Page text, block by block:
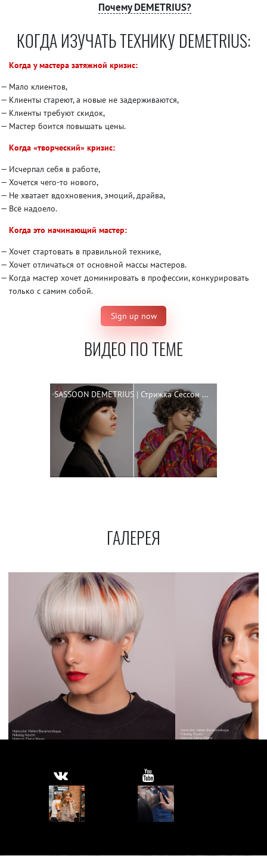
Почему DEMETRIUS?
КОГДА ИЗУЧАТЬ ТЕХНИКУ DEMETRIUS:
Когда у мастера затяжной кризис:
Мало клиентов,
Клиенты стареют, а новые не задерживаются,
Клиенты требуют скидок,
Мастер боится повышать цены.
Когда «творческий» кризис:
Исчерпал себя в работе,
Хочется чего-то нового,
Не хватает вдохновения, эмоций, драйва,
Всё надоело.
Когда это начинающий мастер:
Хочет стартовать в правильной технике,
Хочет отличаться от основной массы мастеров.
Когда мастер хочет доминировать в профессии, конкурировать
только с самим собой.
Sign up now
ВИДЕО ПО ТЕМЕ
SASSOON DEMETRIUS | Стрижка Сессон на короткие волосы | ENG SUBS | SASSOON for short and curly hair
ГАЛЕРЕЯ